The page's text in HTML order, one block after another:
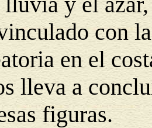
con
en el
lleva a
figuras.